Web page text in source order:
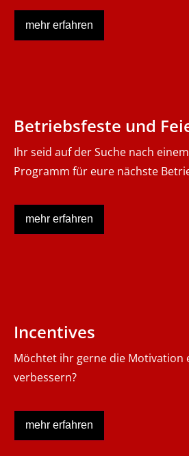
mehr erfahren
Betriebsfeste und
Ihr seid auf der Suche nach
Programm für eure nächste
mehr erfahren
Incentives
Möchtet ihr gerne die
verbessern?
mehr erfahren